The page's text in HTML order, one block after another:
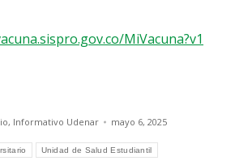
MiVacuna?v1
, Informativo Udenar mayo 6, 2025
Unidad de Salud Estudiantil